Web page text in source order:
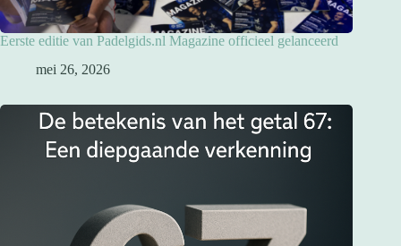
Eerste editie van Padelgids.nl Magazine officieel gelanceerd
mei 26, 2026